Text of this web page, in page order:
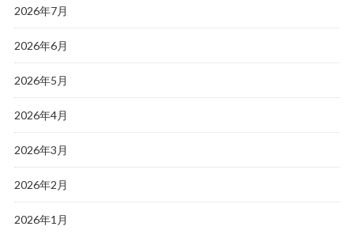
2026年7月
2026年6月
2026年5月
2026年4月
2026年3月
2026年2月
2026年1月